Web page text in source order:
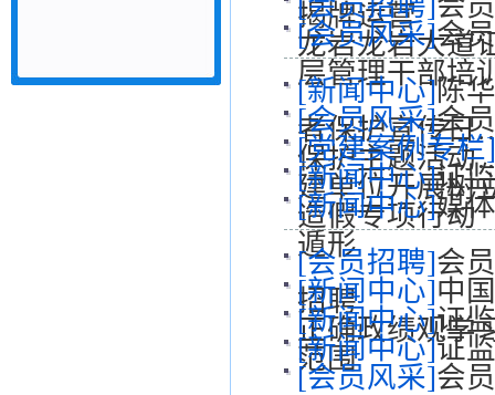
揭牌运营
龙岩龙岩大道
[会员风采]会
层管理干部培
[新闻中心]陈
者保护宣传日
[会员风采]会
保护主题活动
[党建案例专栏]
建单位开展树
[新闻中心]证
造假专项行动
[新闻中心]媒
遁形
[会员招聘]会
招聘
[新闻中心]中
正确政绩观学
[新闻中心]证
范围
[新闻中心]证
[会员风采]会